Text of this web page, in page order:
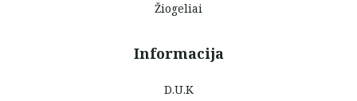
Žiogeliai
Informacija
D.U.K